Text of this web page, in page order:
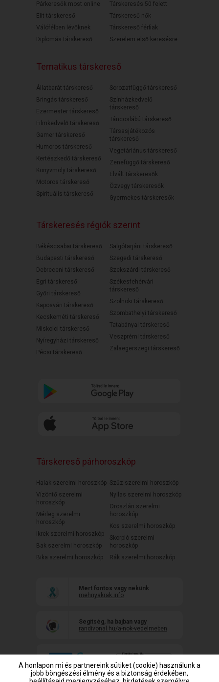
Párkeresők most online
Elit társkereső
Válófélben lévőknek
Diplomás társkereső
Társkeresés 50 felett
Társkereső nők
Társkereső férfiak
Szerelem első keresésre
Tematikus társkereső
Állatbarát társkereső
Bringás társkereső
Ezermester társkereső
Filmkedvelő társkereső
Gamer társkereső
Humoros társkereső
Kertészkedő társkereső
Könyvmoly társkereső
Motoros társkereső
Spirituális társkereső
Sorozatfüggő társkereső
Színházkedvelő
társkereső
Táncoslábú társkereső
Társasjátékozós
társkereső
Vegetáriánus társkereső
Zenefüggő társkereső
Elvált társkeresők
Özvegy társkeresők
Gyermekes társkeresők
Társkeresés régiók szerint
Békéscsabai társkereső
Budapesti társkereső
Debreceni társkereső
Egri társkereső
Győri társkereső
Kaposvári társkereső
Kecskeméti társkereső
Miskolci társkereső
Nyíregyházi társkereső
Pécsi társkereső
Salgótarjáni társkereső
Szegedi társkereső
Szekszárdi társkereső
Székesfehérvári
társkereső
Szolnoki társkereső
Szombathelyi társkereső
Tatabányai társkereső
Veszprémi társkereső
Zalaegerszegi társkereső
Társkereső párhoroszkóp
Halak szerelmi horoszkóp
Vízöntő szerelmi
horoszkóp
Mérleg szerelmi
horoszkóp
Ikrek szerelmi horoszkóp
Bak szerelmi horoszkóp
Bika szerelmi horoszkóp
Szűz szerelmi horoszkóp
Nyilas szerelmi horoszkóp
Oroszlán szerelmi
horoszkóp
Kos szerelmi horoszkóp
Skorpió szerelmi
horoszkóp
Rák szerelmi horoszkóp
Mert fontos vagy nekünk
mehnyakrak.info
Segítség, ha bajban vagy
randivonal.hu/a-nok-vedelmeben
A honlapon mi és partnereink sütiket (cookie) használunk a
jobb böngészési élmény és a biztonság érdekében,